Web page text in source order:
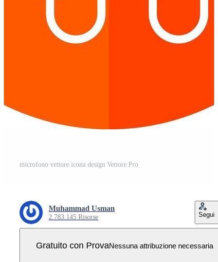
microfono vettore icona design Vettore Pro
Muhammad Usman
2.783.145 Risorse Segui
Gratuito con ProvaNessuna attribuzione necessaria